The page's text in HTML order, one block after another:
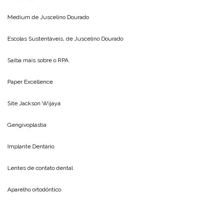
Medium de Juscelino Dourado
Escolas Sustentáveis, de Juscelino Dourado
Saiba mais sobre o RPA
Paper Excellence
Site Jackson Wijaya
Gengivoplastia
Implante Dentário
Lentes de contato dental
Aparelho ortodôntico